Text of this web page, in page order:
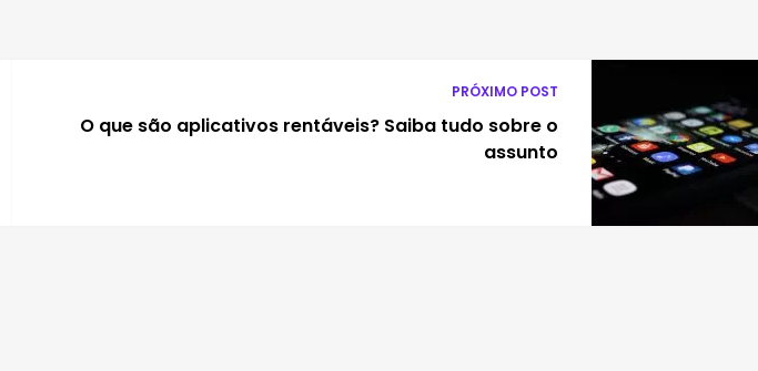
PRÓXIMO POST
O que são aplicativos rentáveis? Saiba tudo sobre o
assunto